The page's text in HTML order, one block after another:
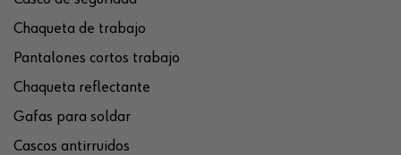
Chaqueta de trabajo
Pantalones cortos trabajo
Chaqueta reflectante
Gafas para soldar
Cascos antirruidos